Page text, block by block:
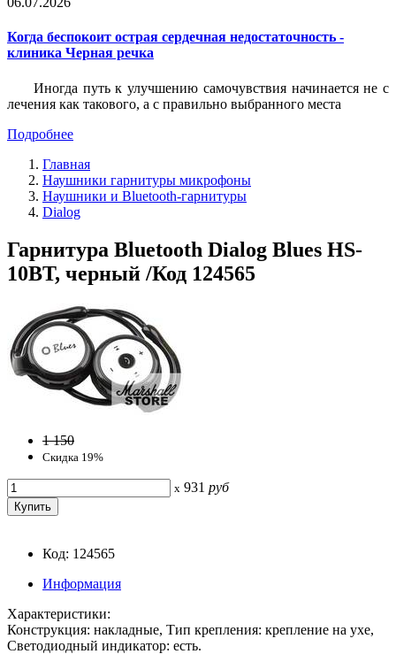
Когда беспокоит острая сердечная недостаточность -
клиника Черная речка
Иногда путь к улучшению самочувствия начинается не с
лечения как такового, а с правильно выбранного места
Подробнее
Главная
Наушники гарнитуры микрофоны
Наушники и Bluetooth-гарнитуры
Dialog
Гарнитура Bluetooth Dialog Blues HS-
10BT, черный /Код 124565
1 150
Скидка 19%
x 931 руб
Код: 124565
Информация
Характеристики:
Конструкция: накладные, Тип крепления: крепление на ухе,
Светодиодный индикатор: есть.